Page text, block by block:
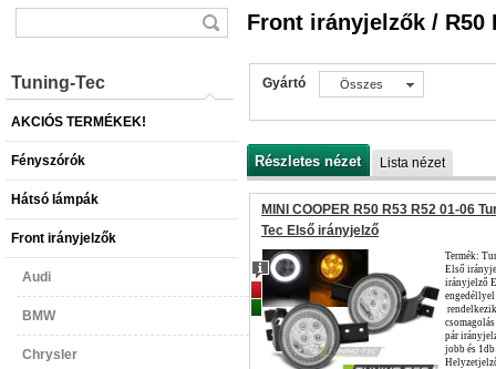
Tuning-Tec
AKCIÓS TERMÉKEK!
Fényszórók
Hátsó lámpák
Front irányjelzők
Audi
BMW
Chrysler
Front irányjelzők / R50
Gyártó Összes
Részletes nézet Lista nézet
MINI COOPER R50 R53 R52 01-06
Tec Első irányjelző
Termék:
Első
irányjelző
pár
jobb és
Akciós
Népszerű